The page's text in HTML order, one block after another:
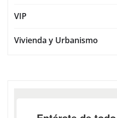
VIP
Vivienda y Urbanismo